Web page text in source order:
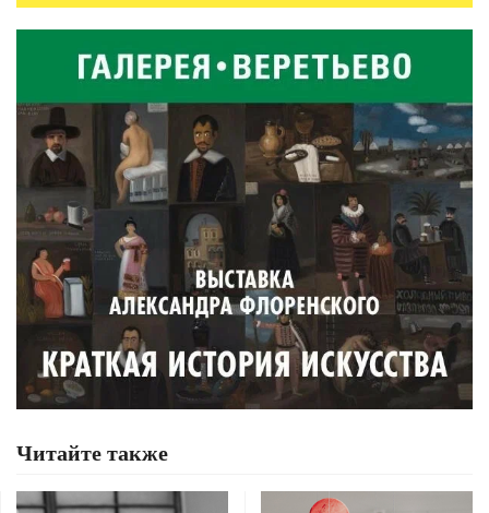
Читайте также